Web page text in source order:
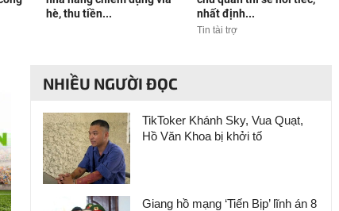
hè, thu tiền...
nhất định...
Tin tài trợ
NHIỀU NGƯỜI ĐỌC
TikToker Khánh Sky, Vua Quạt,
Hồ Văn Khoa bị khởi tố
Giang hồ mạng ‘Tiến Bịp’ lĩnh án 8